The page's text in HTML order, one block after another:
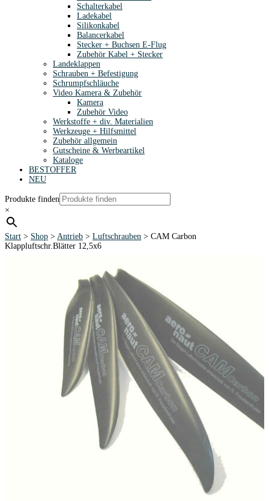
Schalterkabel
Ladekabel
Silikonkabel
Balancerkabel
Stecker + Buchsen E-Flug
Zubehör Kabel + Stecker
Landeklappen
Schrauben + Befestigung
Schrumpfschläuche
Video Kamera & Zubehör
Kamera
Zubehör Video
Werkstoffe + div. Materialien
Werkzeuge + Hilfsmittel
Zubehör allgemein
Gutscheine & Werbeartikel
Kataloge
BESTOFFER
NEU
Produkte finden
×
Start > Shop > Antrieb > Luftschrauben > CAM Carbon
Klappluftschr.Blätter 12,5x6